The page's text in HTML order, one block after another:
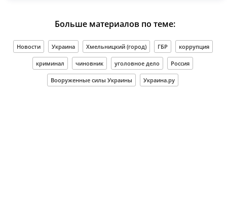
Больше материалов по теме:
Новости Украина Хмельницкий (город) ГБР коррупция
криминал чиновник уголовное дело Россия
Вооруженные силы Украины Украина.ру